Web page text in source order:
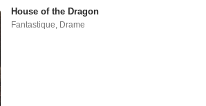
House of the Dragon
Fantastique, Drame